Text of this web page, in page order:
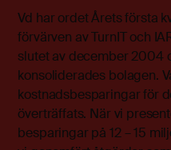
Vd har ordet Årets första
förvärven av TurnIT och
slutet av december 2004
konsoliderades bolagen.
kostnadsbesparingar för
överträffats. När vi
besparingar på 12 – 15